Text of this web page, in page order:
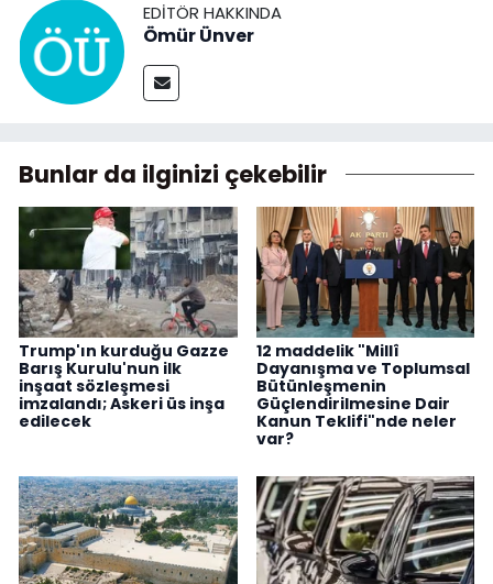
EDITÖR HAKKINDA
Ömür Ünver
Bunlar da ilginizi çekebilir
Trump'ın kurduğu Gazze
Barış Kurulu'nun ilk
inşaat sözleşmesi
imzalandı; Askeri üs inşa
edilecek
12 maddelik "Millî
Dayanışma ve Toplumsal
Bütünleşmenin
Güçlendirilmesine Dair
Kanun Teklifi"nde neler
var?